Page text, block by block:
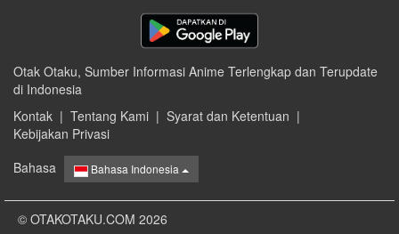
Otak Otaku, Sumber Informasi Anime Terlengkap dan Terupdate
di Indonesia
Kontak | Tentang Kami | Syarat dan Ketentuan |
Kebijakan Privasi
Bahasa
Bahasa Indonesia
© OTAKOTAKU.COM 2026